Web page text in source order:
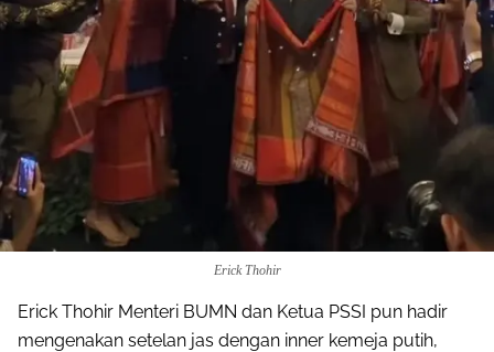
Erick Thohir
Erick Thohir Menteri BUMN dan Ketua PSSI pun hadir
mengenakan setelan jas dengan inner kemeja putih,
Share to others
Pinterest
Mail